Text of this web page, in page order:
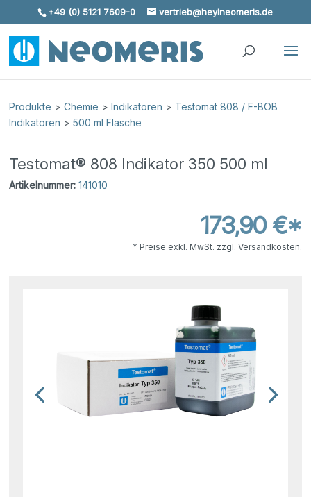
Skip To Content
+49 (0) 5121 7609-0 vertrieb@heylneomeris.de
Produkte >Chemie >Indikatoren > Testomat 808 / F-BOB
Indikatoren >500 ml Flasche
Testomat® 808 Indikator 350 500 ml
Artikelnummer: 141010
173,90 €*
* Preise exkl. MwSt. zzgl. Versandkosten.